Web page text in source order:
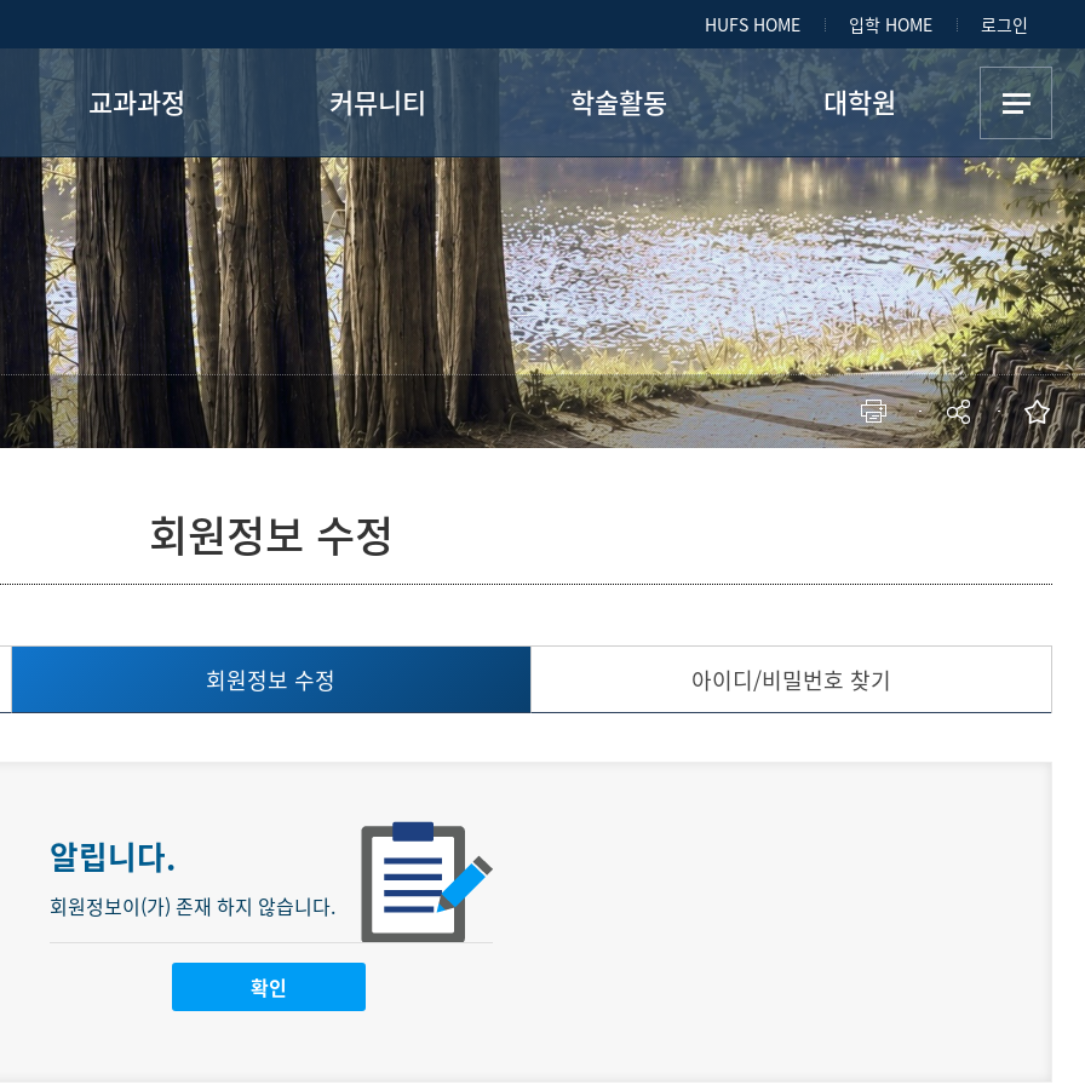
HUFS HOME 입학 HOME 로그인
교과과정
전공 교과목
전공필수 안내
기초 교과목
개설과목 검색
학사일정
커뮤니티
공지사항
학회 게시판
대학원 게시판
자료실
유용한 사이트
학술활동
학회소개
외대철학(학술지)
철학문화연구소
총장배 토론대회
대학원
대학원 소개
대학원생
개설 교과목
교과과정 로드맵
종합시험 과목
회원정보 수정
회원정보 수정 아이디/비밀번호 찾기
알립니다.
회원정보이(가) 존재 하지 않습니다.